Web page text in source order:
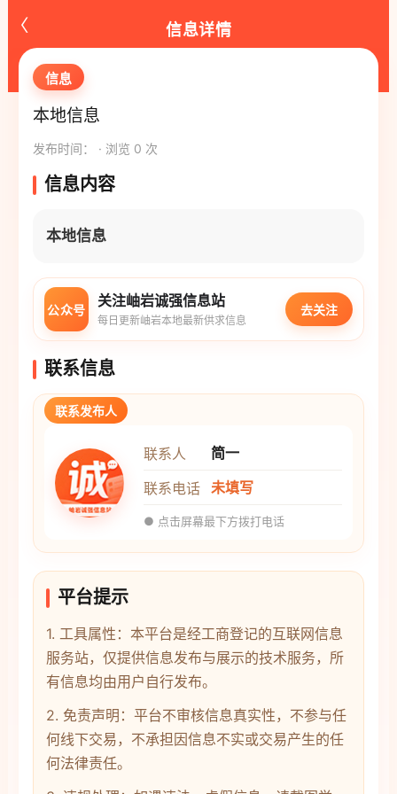
‹ 信息详情
信息
本地信息
发布时间： · 浏览 0 次
信息内容
本地信息
公众号
关注岫岩诚强信息站
每日更新岫岩本地最新供求信息
去关注
联系信息
联系发布人
联系人
简一
联系电话 未填写
● 点击屏幕最下方拨打电话
平台提示
1. 工具属性：本平台是经工商登记的互联网信息
服务站，仅提供信息发布与展示的技术服务，所
有信息均由用户自行发布。
2. 免责声明：平台不审核信息真实性，不参与任
何线下交易，不承担因信息不实或交易产生的任
何法律责任。